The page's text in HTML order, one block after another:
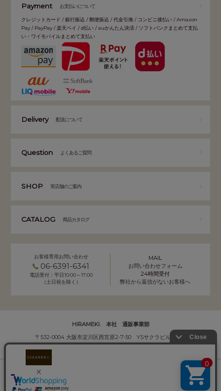
Payment お支払いについて
クレジットカード / 銀行振込 / 郵便振込 / 代金引換 / コンビニ後払い / Amazon
Pay / PayPay / 楽天ペイ / d払い / auかんたん決済 / ソフトバンクまとめて支払
い・ワイモバイルまとめて支払い
Delivery 配送について
Question よくあるご質問
SHOP 実店舗のご案内
CATALOG 商品カタログ
お客様専用お問い合わせ
06-6391-6341
電話受付：平日10:00～17:00
（土日祝を除く）
MAIL
お問い合わせフォーム
24時間受付
弊社から返信がないお客様へ
HIRAMEKI. 本社 通販事業部
〒532-0004 大阪市淀川区西宮原2-7-50 YSサクラビル B1F
株式会社サクラ衣料 HIRAMEKI.事業部
Copyright (C) HIRAMEKI. All Rights Reserved.